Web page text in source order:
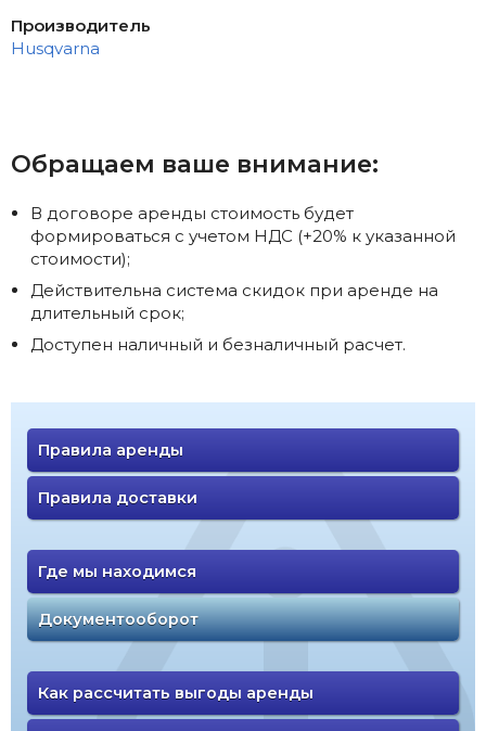
Производитель
Husqvarna
Обращаем ваше внимание:
В договоре аренды стоимость будет
формироваться с учетом НДС (+20% к указанной
стоимости);
Действительна система скидок при аренде на
длительный срок;
Доступен наличный и безналичный расчет.
Правила аренды
Правила доставки
Где мы находимся
Документооборот
Как рассчитать выгоды аренды